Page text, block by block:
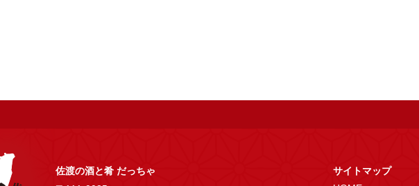
サイトマップ
佐渡の酒と肴 だっちゃ